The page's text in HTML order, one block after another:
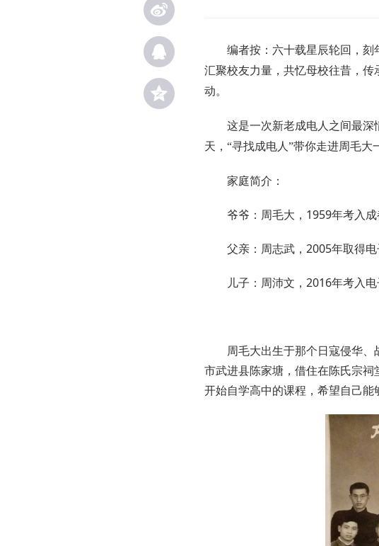
编者按：六十载星辰轮回，刻年
汇聚校友力量，共忆母校往昔，
动。
这是一次新老成电人之间最深
天，“寻找成电人”带你走进周毛大
家庭简介：
爷爷：周毛大，1959年考入成
父亲：周志武，2005年取得电
儿子：周沛文，2016年考入电
周毛大出生于那个日寇侵华、
市武进县陈家塘，借住在陈氏宗
开始自学高中的课程，希望自己能